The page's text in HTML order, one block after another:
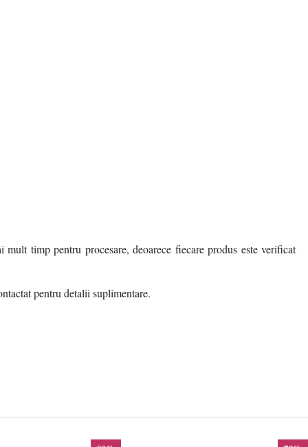
timp pentru procesare, deoarece fiecare produs este verificat
pentru detalii suplimentare.